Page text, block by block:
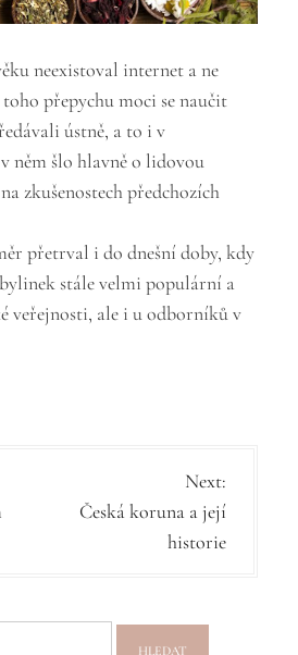
neexistoval internet a ne
přepychu moci se naučit
ústně, a to i v
něm šlo hlavně o lidovou
zkušenostech předchozích
přetrval i do dnešní doby, kdy
stále velmi populární a
veřejnosti, ale i u odborníků v
Next:
Česká koruna a její
historie